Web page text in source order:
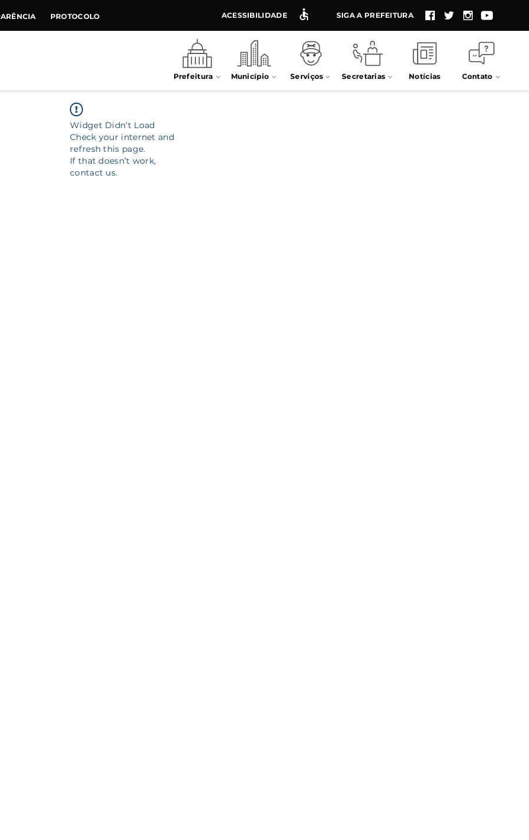
PROTOCOLO ACESSIBILIDADE SIGA A PREFEITURA
Prefeitura Município Serviços Secretarias Notícias Contato
Widget Didn’t Load
Check your internet and
refresh this page.
If that doesn’t work,
contact us.